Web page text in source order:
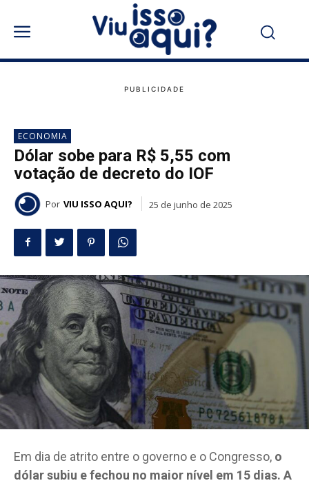
ECONOMIA
Dólar sobe para R$ 5,55 com
votação de decreto do IOF
Por VIU ISSO AQUI? 25 de junho de 2025
Em dia de atrito entre o governo e o Congresso, o
dólar subiu e fechou no maior nível em 15 dias. A